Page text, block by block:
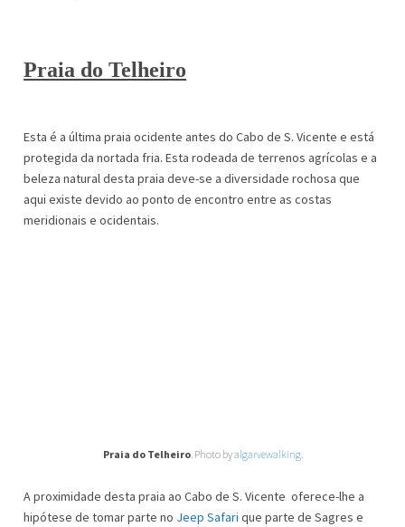
Praia do Telheiro
Esta é a última praia ocidente antes do Cabo de S. Vicente e está
protegida da nortada fria. Esta rodeada de terrenos agrícolas e a
beleza natural desta praia deve-se a diversidade rochosa que
aqui existe devido ao ponto de encontro entre as costas
meridionais e ocidentais.
Praia do Telheiro. Photo byalgarvewalking.
A proximidade desta praia ao Cabo de S. Vicente oferece-lhe a
hipótese de tomar parte no Jeep Safari que parte de Sagres e